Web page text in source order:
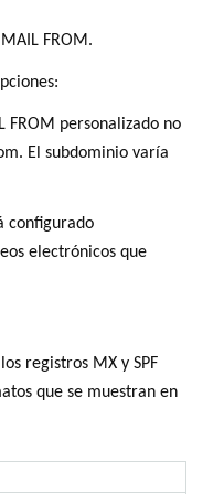
FROM.
personalizado no
El subdominio varía
configurado
electrónicos que
registros MX y SPF
que se muestran en